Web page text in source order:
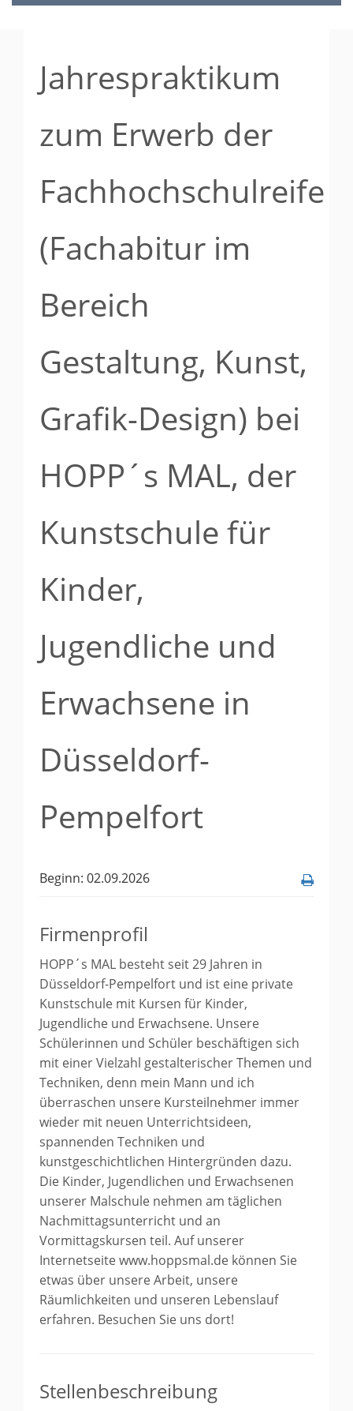
Jahrespraktikum
zum Erwerb der
Fachhochschulreife
(Fachabitur im
Bereich
Gestaltung, Kunst,
Grafik-Design) bei
HOPP´s MAL, der
Kunstschule für
Kinder,
Jugendliche und
Erwachsene in
Düsseldorf-
Pempelfort
Beginn: 02.09.2026
Firmenprofil
HOPP´s MAL besteht seit 29 Jahren in
Düsseldorf-Pempelfort und ist eine private
Kunstschule mit Kursen für Kinder,
Jugendliche und Erwachsene. Unsere
Schülerinnen und Schüler beschäftigen sich
mit einer Vielzahl gestalterischer Themen und
Techniken, denn mein Mann und ich
überraschen unsere Kursteilnehmer immer
wieder mit neuen Unterrichtsideen,
spannenden Techniken und
kunstgeschichtlichen Hintergründen dazu.
Die Kinder, Jugendlichen und Erwachsenen
unserer Malschule nehmen am täglichen
Nachmittagsunterricht und an
Vormittagskursen teil. Auf unserer
Internetseite www.hoppsmal.de können Sie
etwas über unsere Arbeit, unsere
Räumlichkeiten und unseren Lebenslauf
erfahren. Besuchen Sie uns dort!
Stellenbeschreibung